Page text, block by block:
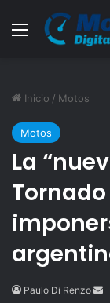
Menú
Inicio / Motos
Motos
La
Paulo Di Renzo